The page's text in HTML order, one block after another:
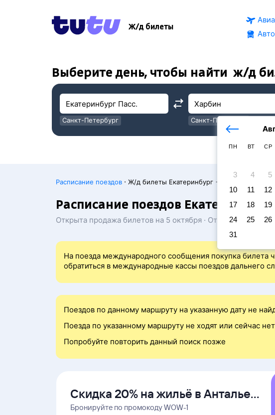
Ж/д билеты
Выберите день, чтобы найти ж/д
Санкт-Петербург
Санкт-Петербург
ПН ВТ СР
3
4 5
10
11 12
17
18 19
24
25 26
31
Расписание поездов · Ж/д билеты Екатеринбург → Харбин
Расписание поездов Екатеринбург
Открыта продажа билетов на 5 октября · Отправление и
На поезда международного сообщения покупка билета
обратиться в международные кассы поездов дальнего
Поездов по данному маршруту на указанную дату не
Поезда по указанному маршруту не ходят или сейчас
Попробуйте повторить данный поиск позже
Скидка 20% на жильё в Анталье
и Даламане
Бронируйте по промокоду WOW-1